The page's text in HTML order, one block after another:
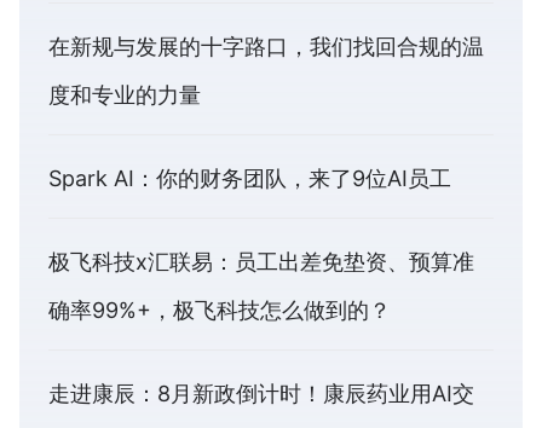
在新规与发展的十字路口，我们找回合规的温
度和专业的力量
Spark AI：你的财务团队，来了9位AI员工
极飞科技x汇联易：员工出差免垫资、预算准
确率99%+，极飞科技怎么做到的？
走进康辰：8月新政倒计时！康辰药业用AI交